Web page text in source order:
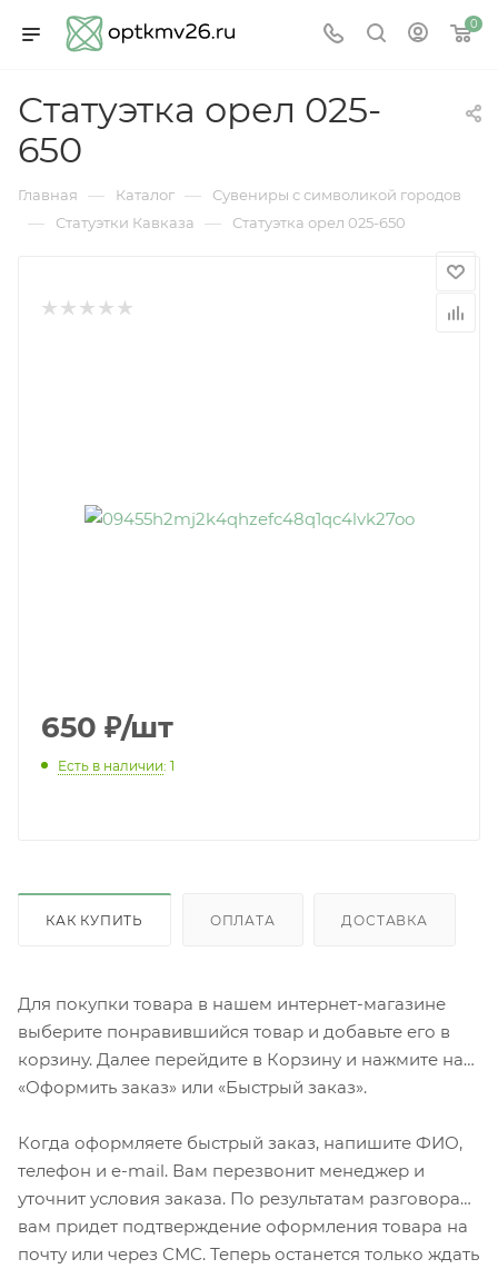
0
Статуэтка орел 025-
650
Главная — Каталог — Сувениры с символикой городов
— Статуэтки Кавказа — Статуэтка орел 025-650
650 ₽/шт
Есть в наличии: 1
КАК КУПИТЬ ОПЛАТА ДОСТАВКА
Для покупки товара в нашем интернет-магазине
выберите понравившийся товар и добавьте его в
корзину. Далее перейдите в Корзину и нажмите на
«Оформить заказ» или «Быстрый заказ».
Когда оформляете быстрый заказ, напишите ФИО,
телефон и e-mail. Вам перезвонит менеджер и
уточнит условия заказа. По результатам разговора
вам придет подтверждение оформления товара на
почту или через СМС. Теперь останется только ждать